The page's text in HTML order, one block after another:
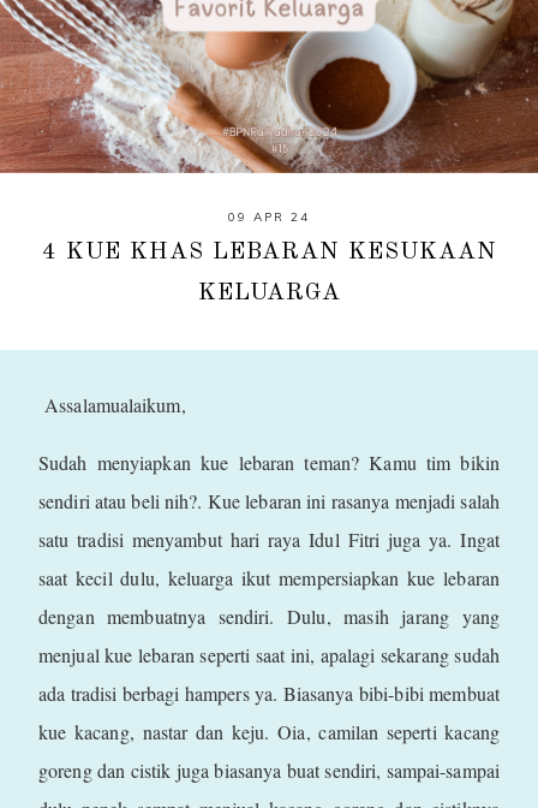
09 APR 24
4 KUE KHAS LEBARAN KESUKAAN
KELUARGA
Assalamualaikum,
Sudah menyiapkan kue lebaran teman? Kamu tim bikin
sendiri atau beli nih?. Kue lebaran ini rasanya menjadi salah
satu tradisi menyambut hari raya Idul Fitri juga ya. Ingat
saat kecil dulu, keluarga ikut mempersiapkan kue lebaran
dengan membuatnya sendiri. Dulu, masih jarang yang
menjual kue lebaran seperti saat ini, apalagi sekarang sudah
ada tradisi berbagi hampers ya. Biasanya bibi-bibi membuat
kue kacang, nastar dan keju. Oia, camilan seperti kacang
goreng dan cistik juga biasanya buat sendiri, sampai-sampai